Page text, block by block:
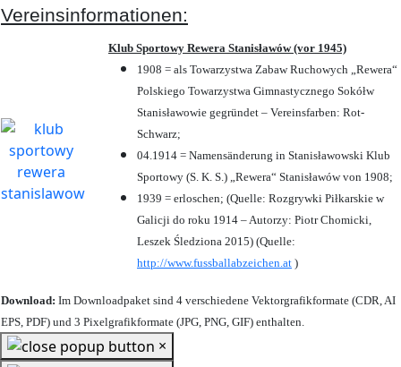
Vereinsinformationen:
Klub Sportowy Rewera Stanisławów (vor 1945)
1908 = als Towarzystwa Zabaw Ruchowych „Rewera“
Polskiego Towarzystwa Gimnastycznego Sokółw
Stanisławowie gegründet – Vereinsfarben: Rot-
Schwarz;
04.1914 = Namensänderung in Stanisławowski Klub
Sportowy (S. K. S.) „Rewera“ Stanisławów von 1908;
1939 = erloschen; (Quelle: Rozgrywki Piłkarskie w
Galicji do roku 1914 – Autorzy: Piotr Chomicki,
Leszek Śledziona 2015) (Quelle:
http://www.fussballabzeichen.at )
Download: Im Downloadpaket sind 4 verschiedene Vektorgrafikformate (CDR, AI
EPS, PDF) und 3 Pixelgrafikformate (JPG, PNG, GIF) enthalten.
×